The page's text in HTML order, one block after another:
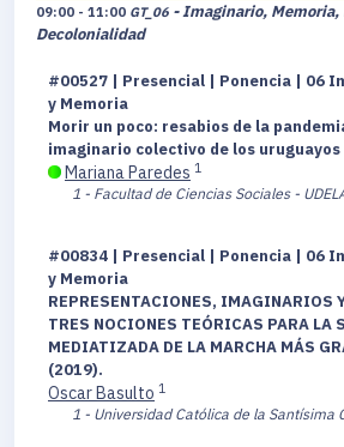
09:00 - 11:00 GT_06 - Imaginario,
Decolonialidad
#00527 | Presencial | Ponencia | 06
y Memoria
Morir un poco: resabios de la
imaginario colectivo de los uruguayos
Mariana Paredes 1
1 - Facultad de Ciencias Sociales -
#00834 | Presencial | Ponencia | 06
y Memoria
REPRESENTACIONES, IMAGINARIOS
TRES NOCIONES TEÓRICAS PARA LA
MEDIATIZADA DE LA MARCHA MÁS
(2019).
Oscar Basulto 1
1 - Universidad Católica de la Santísima